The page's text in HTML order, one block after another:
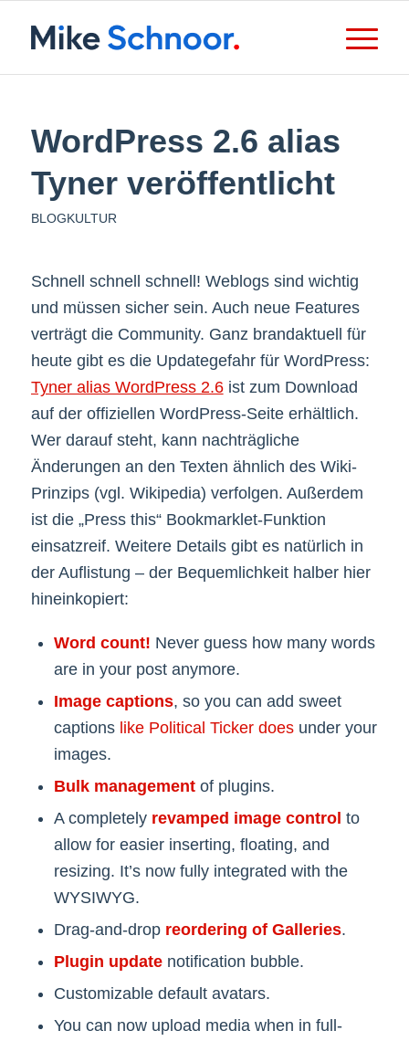
WordPress 2.6 alias
Tyner veröffentlicht
BLOGKULTUR
Schnell schnell schnell! Weblogs sind wichtig
und müssen sicher sein. Auch neue Features
verträgt die Community. Ganz brandaktuell für
heute gibt es die Updategefahr für WordPress:
Tyner alias WordPress 2.6ist zum Download
auf der offiziellen WordPress-Seite erhältlich.
Wer darauf steht, kann nachträgliche
Änderungen an den Texten ähnlich des Wiki-
Prinzips (vgl. Wikipedia) verfolgen. Außerdem
ist die „Press this“ Bookmarklet-Funktion
einsatzreif. Weitere Details gibt es natürlich in
der Auflistung – der Bequemlichkeit halber hier
hineinkopiert:
Word count! Never guess how many words
are in your post anymore.
Image captions, so you can add sweet
captions like Political Ticker doesunder your
images.
Bulk managementof plugins.
A completely revamped image control to
allow for easier inserting, floating, and
resizing. It’s now fully integrated with the
WYSIWYG.
Drag-and-drop reordering of Galleries.
Plugin updatenotification bubble.
Customizable default avatars.
You can now upload media when in full-